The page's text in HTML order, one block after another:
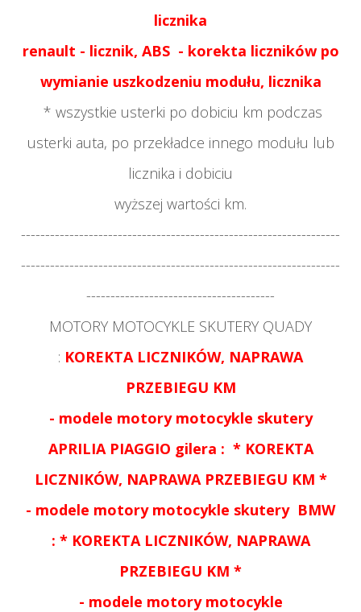
licznika
renault - licznik, ABS - korekta liczników po
wymianie uszkodzeniu modułu, licznika
* wszystkie usterki po dobiciu km podczas
usterki auta, po przekładce innego modułu lub
licznika i dobiciu
wyższej wartości km.
------------------------------------------------------------------
------------------------------------------------------------------
---------------------------------------
MOTORY MOTOCYKLE SKUTERY QUADY
: KOREKTA LICZNIKÓW, NAPRAWA
PRZEBIEGU KM
- modele motory motocykle skutery
APRILIA PIAGGIO gilera : * KOREKTA
LICZNIKÓW, NAPRAWA PRZEBIEGU KM *
- modele motory motocykle skutery BMW
: * KOREKTA LICZNIKÓW, NAPRAWA
PRZEBIEGU KM *
- modele motory motocykle